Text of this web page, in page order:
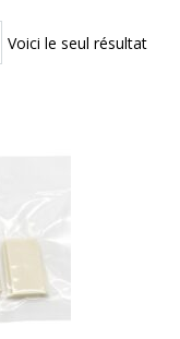
Voici le seul résultat